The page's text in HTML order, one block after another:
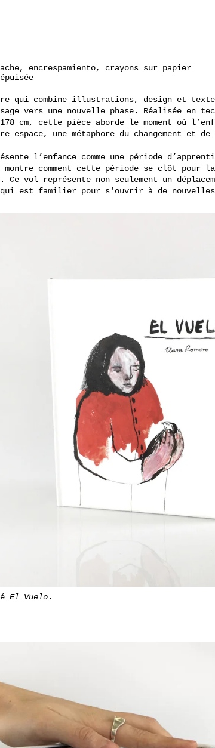
encrespamiento, crayons sur papier
qui combine illustrations, design et
vers une nouvelle phase. Réalisée en
cm, cette pièce aborde le moment où
espace, une métaphore du changement et
l’enfance comme une période
comment cette période se clôt pour
vol représente non seulement un
qui est familier pour s'ouvrir à de
El Vuelo.